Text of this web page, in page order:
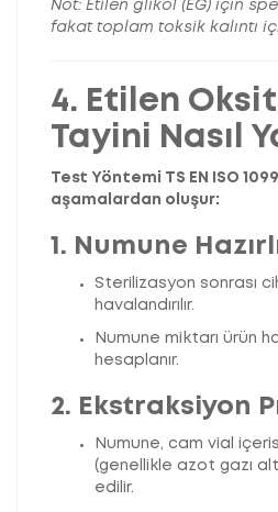
Not: Etilen glikol (EG) için
fakat toplam toksik kalıntı
4. Etilen Oksit
Tayini Nasıl
Test Yöntemi TS EN ISO
aşamalardan oluşur:
1. Numune
Sterilizasyon sonrası
havalandırılır.
Numune miktarı ürün
hesaplanır.
2. Ekstraksiyon
Numune, cam vial
(genellikle azot gazı
edilir.